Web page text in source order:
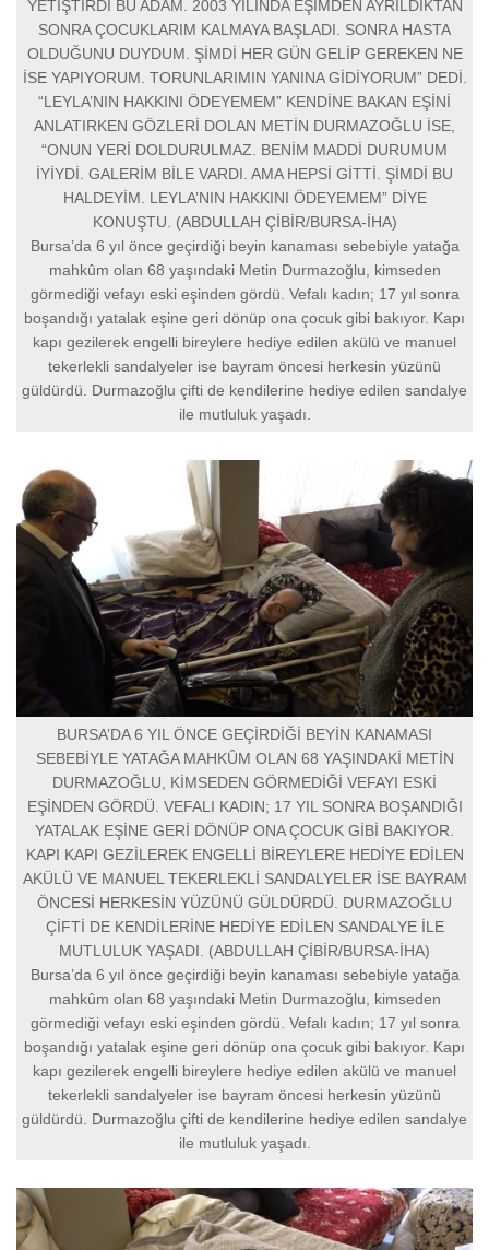
YETİŞTİRDİ BU ADAM. 2003 YILINDA EŞİMDEN AYRILDIKTAN
SONRA ÇOCUKLARIM KALMAYA BAŞLADI. SONRA HASTA
OLDUĞUNU DUYDUM. ŞİMDİ HER GÜN GELİP GEREKEN NE
İSE YAPIYORUM. TORUNLARIMIN YANINA GİDİYORUM” DEDİ.
“LEYLA’NIN HAKKINI ÖDEYEMEM” KENDİNE BAKAN EŞİNİ
ANLATIRKEN GÖZLERİ DOLAN METİN DURMAZOĞLU İSE,
“ONUN YERİ DOLDURULMAZ. BENİM MADDİ DURUMUM
İYİYDİ. GALERİM BİLE VARDI. AMA HEPSİ GİTTİ. ŞİMDİ BU
HALDEYİM. LEYLA’NIN HAKKINI ÖDEYEMEM” DİYE
KONUŞTU. (ABDULLAH ÇİBİR/BURSA-İHA)
Bursa’da 6 yıl önce geçirdiği beyin kanaması sebebiyle yatağa
mahkûm olan 68 yaşındaki Metin Durmazoğlu, kimseden
görmediği vefayı eski eşinden gördü. Vefalı kadın; 17 yıl sonra
boşandığı yatalak eşine geri dönüp ona çocuk gibi bakıyor. Kapı
kapı gezilerek engelli bireylere hediye edilen akülü ve manuel
tekerlekli sandalyeler ise bayram öncesi herkesin yüzünü
güldürdü. Durmazoğlu çifti de kendilerine hediye edilen sandalye
ile mutluluk yaşadı.
BURSA’DA 6 YIL ÖNCE GEÇİRDİĞİ BEYİN KANAMASI
SEBEBİYLE YATAĞA MAHKÛM OLAN 68 YAŞINDAKİ METİN
DURMAZOĞLU, KİMSEDEN GÖRMEDİĞİ VEFAYI ESKİ
EŞİNDEN GÖRDÜ. VEFALI KADIN; 17 YIL SONRA BOŞANDIĞI
YATALAK EŞİNE GERİ DÖNÜP ONA ÇOCUK GİBİ BAKIYOR.
KAPI KAPI GEZİLEREK ENGELLİ BİREYLERE HEDİYE EDİLEN
AKÜLÜ VE MANUEL TEKERLEKLİ SANDALYELER İSE BAYRAM
ÖNCESİ HERKESİN YÜZÜNÜ GÜLDÜRDÜ. DURMAZOĞLU
ÇİFTİ DE KENDİLERİNE HEDİYE EDİLEN SANDALYE İLE
MUTLULUK YAŞADI. (ABDULLAH ÇİBİR/BURSA-İHA)
Bursa’da 6 yıl önce geçirdiği beyin kanaması sebebiyle yatağa
mahkûm olan 68 yaşındaki Metin Durmazoğlu, kimseden
görmediği vefayı eski eşinden gördü. Vefalı kadın; 17 yıl sonra
boşandığı yatalak eşine geri dönüp ona çocuk gibi bakıyor. Kapı
kapı gezilerek engelli bireylere hediye edilen akülü ve manuel
tekerlekli sandalyeler ise bayram öncesi herkesin yüzünü
güldürdü. Durmazoğlu çifti de kendilerine hediye edilen sandalye
ile mutluluk yaşadı.